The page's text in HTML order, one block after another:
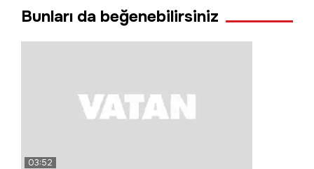
Bunları da beğenebilirsiniz
03:52